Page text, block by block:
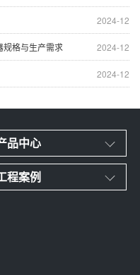
2024-12
2024-12
规格与生产需求
2024-12
品中心
程案例